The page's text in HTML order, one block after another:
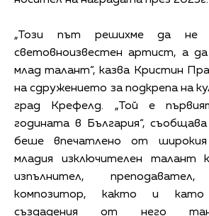
„Този ​​път решихме да не
световноизвестен артист, а да
млад талант“, казва Кристин
на сдружението за подкрепа на
град Крефелд. „Той е
годината в България“,
беше впечатлено от
младия изключителен талант
изпълнител,
композитор, както и
създадения от него